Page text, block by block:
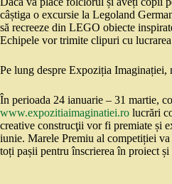
câștiga o excursie la Legoland
să recreeze din LEGO obiecte
Echipele vor trimite clipuri cu
Pe lung despre Expoziția Imaginației,
În perioada 24 ianuarie – 31 martie,
www.expozitiaimaginatiei.ro lucrări
creative construcţii vor fi premiate și
iunie. Marele Premiu al competiției
toți pașii pentru înscrierea în proiect